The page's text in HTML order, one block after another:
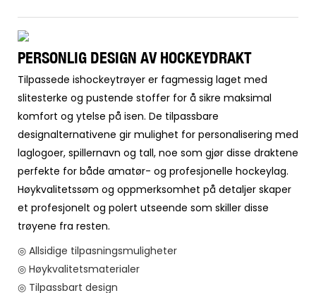
PERSONLIG DESIGN AV HOCKEYDRAKT
Tilpassede ishockeytrøyer er fagmessig laget med
slitesterke og pustende stoffer for å sikre maksimal
komfort og ytelse på isen. De tilpassbare
designalternativene gir mulighet for personalisering med
laglogoer, spillernavn og tall, noe som gjør disse draktene
perfekte for både amatør- og profesjonelle hockeylag.
Høykvalitetssøm og oppmerksomhet på detaljer skaper
et profesjonelt og polert utseende som skiller disse
trøyene fra resten.
◎ Allsidige tilpasningsmuligheter
◎ Høykvalitetsmaterialer
◎ Tilpassbart design